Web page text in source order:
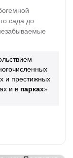
сада до
и престижных
и в парках»